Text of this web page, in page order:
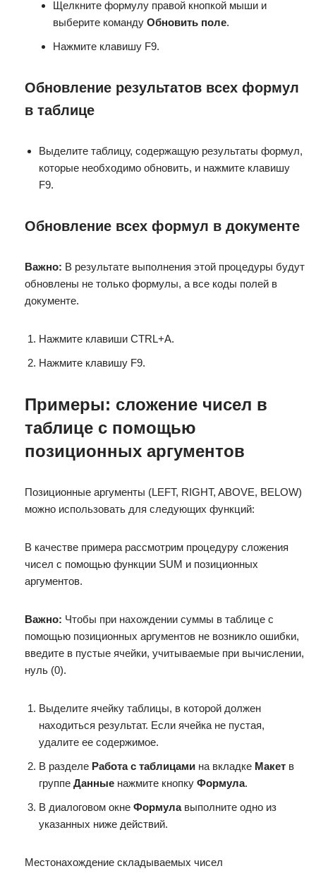
Щелкните формулу правой кнопкой мыши и
выберите команду Обновить поле.
Нажмите клавишу F9.
Обновление результатов всех формул
в таблице
Выделите таблицу, содержащую результаты формул,
которые необходимо обновить, и нажмите клавишу
F9.
Обновление всех формул в документе
Важно: В результате выполнения этой процедуры будут
обновлены не только формулы, а все коды полей в
документе.
Нажмите клавиши CTRL+A.
Нажмите клавишу F9.
Примеры: сложение чисел в
таблице с помощью
позиционных аргументов
Позиционные аргументы (LEFT, RIGHT, ABOVE, BELOW)
можно использовать для следующих функций:
В качестве примера рассмотрим процедуру сложения
чисел с помощью функции SUM и позиционных
аргументов.
Важно: Чтобы при нахождении суммы в таблице с
помощью позиционных аргументов не возникло ошибки,
введите в пустые ячейки, учитываемые при вычислении,
нуль (0).
Выделите ячейку таблицы, в которой должен
находиться результат. Если ячейка не пустая,
удалите ее содержимое.
В разделе Работа с таблицами на вкладке Макет в
группе Данные нажмите кнопку Формула.
В диалоговом окне Формулавыполните одно из
указанных ниже действий.
Местонахождение складываемых чисел